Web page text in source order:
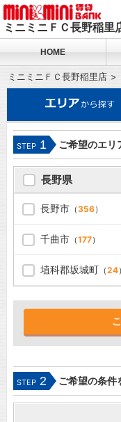
ミニミニＦＣ長野稲里
HOME
ミニミニＦＣ長野稲里店
STEP 1 ご希望のエリ
長野県
長野市（356）
千曲市（177）
埴科郡坂城町 （24）
STEP 2 ご希望の条件